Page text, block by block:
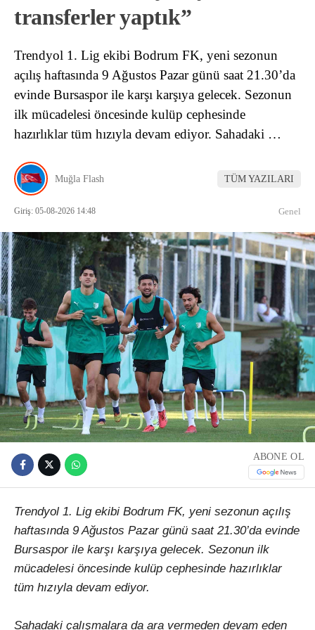
transferler yaptık”
Trendyol 1. Lig ekibi Bodrum FK, yeni sezonun
açılış haftasında 9 Ağustos Pazar günü saat 21.30’da
evinde Bursaspor ile karşı karşıya gelecek. Sezonun
ilk mücadelesi öncesinde kulüp cephesinde
hazırlıklar tüm hızıyla devam ediyor. Sahadaki …
Muğla Flash TÜM YAZILARI
Giriş: 05-08-2026 14:48 Genel
ABONE OL
Trendyol 1. Lig ekibi Bodrum FK, yeni sezonun açılış
haftasında 9 Ağustos Pazar günü saat 21.30’da evinde
Bursaspor ile karşı karşıya gelecek. Sezonun ilk
mücadelesi öncesinde kulüp cephesinde hazırlıklar
tüm hızıyla devam ediyor.
Sahadaki çalışmalara da ara vermeden devam eden